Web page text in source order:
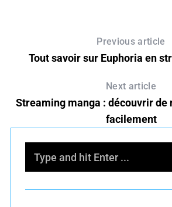
Previous article
Tout savoir sur Euphoria en
Next article
Streaming manga : découvrir de
facilement